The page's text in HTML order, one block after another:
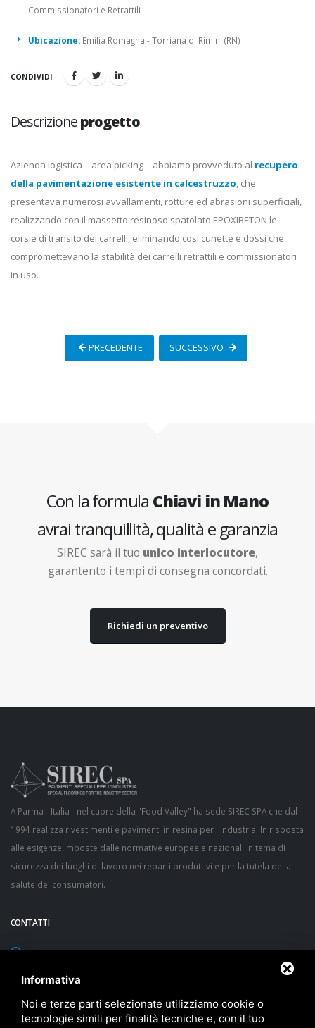
Commissionatori e Retrattili
Ubicazione: Emilia Romagna - Torriana di Rimini (RN)
CONDIVIDI
Descrizioneprogetto
Azienda logistica – area picking – abbiamo provveduto al recupero
della pavimentazione esistente in calcestruzzo , che
presentava numerosi avvallamenti, rotture ed abrasioni superficiali,
realizzando con il massetto resinoso spatolato EPOXIBETON le
corsie di transito dei carrelli, eliminando così cunette e dossi che
compromettevano la stabilità dei carrelli retrattili e commissionatori
in uso.
PRECEDENTE SUCCESSIVO
Con la formula Chiavi in Mano
avrai tranquillità, qualità e garanzia
SIREC sarà il tuo unico interlocutore,
garantento i tempi di consegna concordati.
Richiedi un preventivo
A Parma - Italia - nel cuore della "Food Valley" ha sede SIREC SPA che dal
1994 realizza rivestimenti e pavimenti in resina per l'industria. In risposta
alle esigenze imposte dalle normative europee e nazionali in tema di
sicurezza dei luoghi di lavoro nei reparti produttivi e per la tutela della
salute dei consumatori.
CONTATTI
via Sacca, 60/1 43052 Colorno (Parma) - ITALY
Latitudine 44° 57' 40" N - Longitudine 10° 22' 53" E - Altezza 20 m
TEL: +39 0521 312593
Informativa
Noi e terze parti selezionate utilizziamo cookie o
tecnologie simili per finalità tecniche e, con il tuo